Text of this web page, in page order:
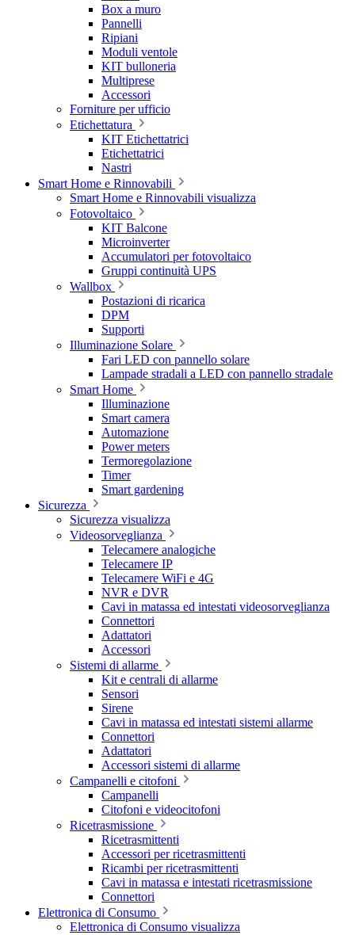
Box a muro
Pannelli
Ripiani
Moduli ventole
KIT bulloneria
Multiprese
Accessori
Forniture per ufficio
Etichettatura
KIT Etichettatrici
Etichettatrici
Nastri
Smart Home e Rinnovabili
Smart Home e Rinnovabili visualizza
Fotovoltaico
KIT Balcone
Microinverter
Accumulatori per fotovoltaico
Gruppi continuità UPS
Wallbox
Postazioni di ricarica
DPM
Supporti
Illuminazione Solare
Fari LED con pannello solare
Lampade stradali a LED con pannello stradale
Smart Home
Illuminazione
Smart camera
Automazione
Power meters
Termoregolazione
Timer
Smart gardening
Sicurezza
Sicurezza visualizza
Videosorveglianza
Telecamere analogiche
Telecamere IP
Telecamere WiFi e 4G
NVR e DVR
Cavi in matassa ed intestati videosorveglianza
Connettori
Adattatori
Accessori
Sistemi di allarme
Kit e centrali di allarme
Sensori
Sirene
Cavi in matassa ed intestati sistemi allarme
Connettori
Adattatori
Accessori sistemi di allarme
Campanelli e citofoni
Campanelli
Citofoni e videocitofoni
Ricetrasmissione
Ricetrasmittenti
Accessori per ricetrasmittenti
Ricambi per ricetrasmittenti
Cavi in matassa e intestati ricetrasmissione
Connettori
Elettronica di Consumo
Elettronica di Consumo visualizza